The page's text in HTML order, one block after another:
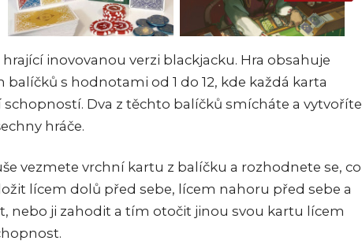
inovovanou verzi blackjacku. Hra obsahuje
s hodnotami od 1 do 12, kde každá karta
Dva z těchto balíčků smícháte a vytvoříte
hráče.
vezmete vrchní kartu z balíčku a rozhodnete se, co
lícem dolů před sebe, lícem nahoru před sebe a
nebo ji zahodit a tím otočit jinou svou kartu lícem